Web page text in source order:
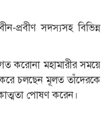
প্রবীণ সদস্যসহ বিভিন্ন
করোনা মহামারীর সময়ে
চলছেন মূলত তাঁদেরকে
পোষণ করেন।